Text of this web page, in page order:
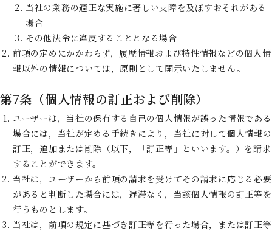
当社の業務の適正な実施に著しい支障を及ぼすおそれがある
場合
その他法令に違反することとなる場合
前項の定めにかかわらず，履歴情報および特性情報などの個人情
報以外の情報については，原則として開示いたしません。
第7条（個人情報の訂正および削除）
ユーザーは，当社の保有する自己の個人情報が誤った情報である
場合には，当社が定める手続きにより，当社に対して個人情報の
訂正，追加または削除（以下，「訂正等」といいます。）を請求
することができます。
当社は，ユーザーから前項の請求を受けてその請求に応じる必要
があると判断した場合には，遅滞なく，当該個人情報の訂正等を
行うものとします。
当社は，前項の規定に基づき訂正等を行った場合，または訂正等